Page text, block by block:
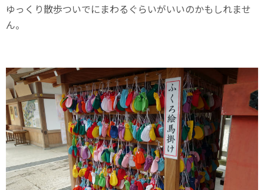
ゆっくり散歩ついでにまわるぐらいがいいのかもしれませ
ん。